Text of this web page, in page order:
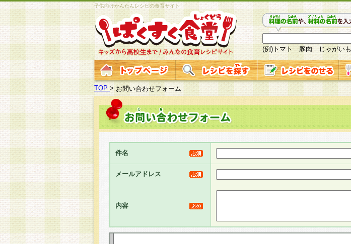
子供向けかんたんレシピの食育サイト
(例)トマト 豚肉 じゃがいも
TOP >お問い合わせフォーム
件名
メールアドレス
内容